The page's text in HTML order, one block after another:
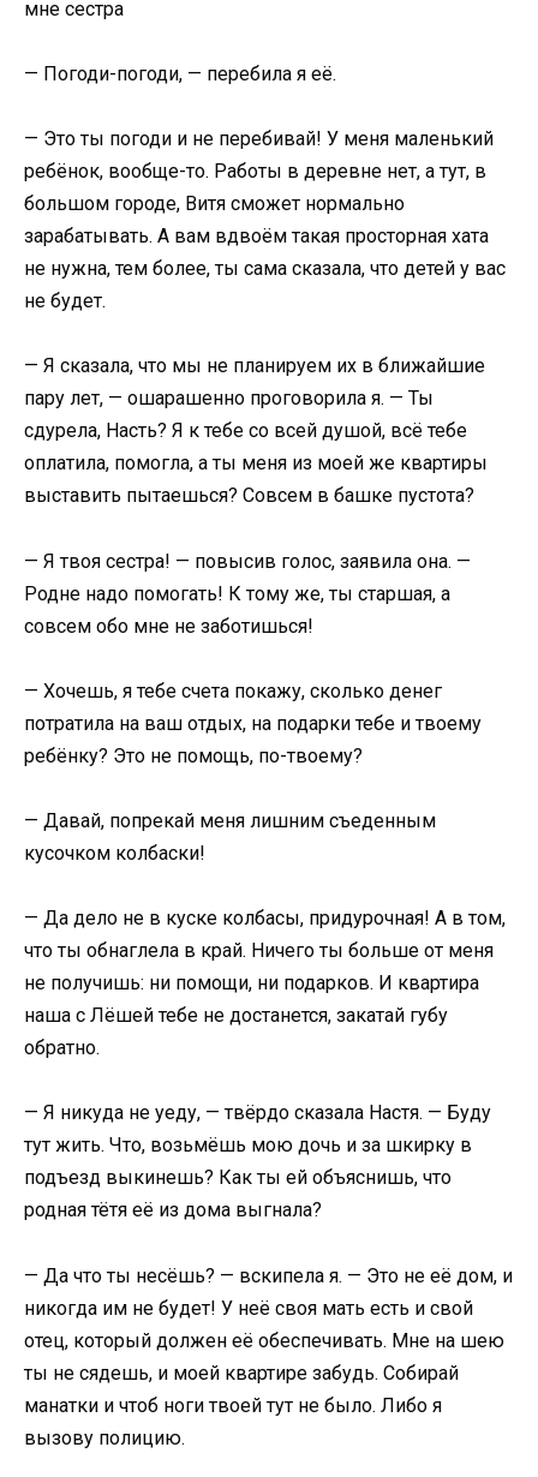
мне сестра
— Погоди-погоди, — перебила я её.
— Это ты погоди и не перебивай! У меня маленький
ребёнок, вообще-то. Работы в деревне нет, а тут, в
большом городе, Витя сможет нормально
зарабатывать. А вам вдвоём такая просторная хата
не нужна, тем более, ты сама сказала, что детей у вас
не будет.
— Я сказала, что мы не планируем их в ближайшие
пару лет, — ошарашенно проговорила я. — Ты
сдурела, Насть? Я к тебе со всей душой, всё тебе
оплатила, помогла, а ты меня из моей же квартиры
выставить пытаешься? Совсем в башке пустота?
— Я твоя сестра! — повысив голос, заявила она. —
Родне надо помогать! К тому же, ты старшая, а
совсем обо мне не заботишься!
— Хочешь, я тебе счета покажу, сколько денег
потратила на ваш отдых, на подарки тебе и твоему
ребёнку? Это не помощь, по-твоему?
— Давай, попрекай меня лишним съеденным
кусочком колбаски!
— Да дело не в куске колбасы, придурочная! А в том,
что ты обнаглела в край. Ничего ты больше от меня
не получишь: ни помощи, ни подарков. И квартира
наша с Лёшей тебе не достанется, закатай губу
обратно.
— Я никуда не уеду, — твёрдо сказала Настя. — Буду
тут жить. Что, возьмёшь мою дочь и за шкирку в
подъезд выкинешь? Как ты ей объяснишь, что
родная тётя её из дома выгнала?
— Да что ты несёшь? — вскипела я. — Это не её дом, и
никогда им не будет! У неё своя мать есть и свой
отец, который должен её обеспечивать. Мне на шею
ты не сядешь, и моей квартире забудь. Собирай
манатки и чтоб ноги твоей тут не было. Либо я
вызову полицию.